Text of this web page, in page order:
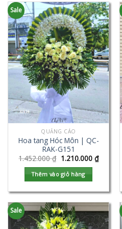
Sale
QUẢNG CÁO
Hoa tang Hóc Môn | QC-
RAK-G151
1.452.000₫ 1.210.000 ₫
Thêm vào giỏ hàng
Sale